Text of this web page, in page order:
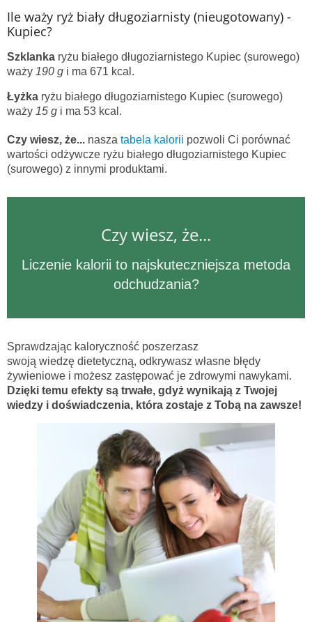
Ile waży ryż biały długoziarnisty (nieugotowany) -
Kupiec?
Szklanka ryżu białego długoziarnistego Kupiec (surowego)
waży 190 g i ma 671 kcal.
Łyżka ryżu białego długoziarnistego Kupiec (surowego)
waży 15 g i ma 53 kcal.
Czy wiesz, że... nasza tabela kalorii pozwoli Ci porównać
wartości odżywcze ryżu białego długoziarnistego Kupiec
(surowego) z innymi produktami.
Czy wiesz, że...
Liczenie kalorii to najskuteczniejsza metoda
odchudzania?
Sprawdzając kaloryczność poszerzasz
swoją wiedzę dietetyczną, odkrywasz własne błędy
żywieniowe i możesz zastępować je zdrowymi nawykami.
Dzięki temu efekty są trwałe, gdyż wynikają z Twojej
wiedzy i doświadczenia, która zostaje z Tobą na zawsze!